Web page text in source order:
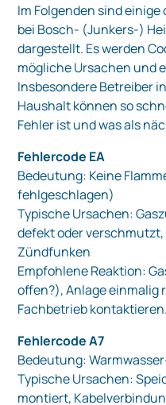
Im Folgenden sind
bei Bosch- (Junkers-)
dargestellt. Es werden
mögliche Ursachen und
Insbesondere Betreiber
Haushalt können so
Fehler ist und was als
Fehlercode EA
Bedeutung: Keine
fehlgeschlagen)
Typische Ursachen:
defekt oder
Zündfunken
Empfohlene Reaktion:
offen?), Anlage einmalig
Fachbetrieb kontaktieren.
Fehlercode A7
Bedeutung:
Typische Ursachen:
montiert,